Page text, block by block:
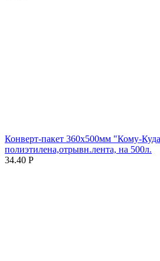
Конверт-пакет 360х500мм "Кому-
полиэтилена,отрывн.лента, на 500л.
34.40 Р